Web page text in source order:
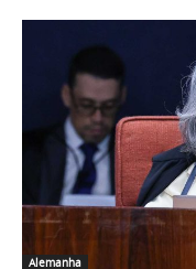
Alemanha